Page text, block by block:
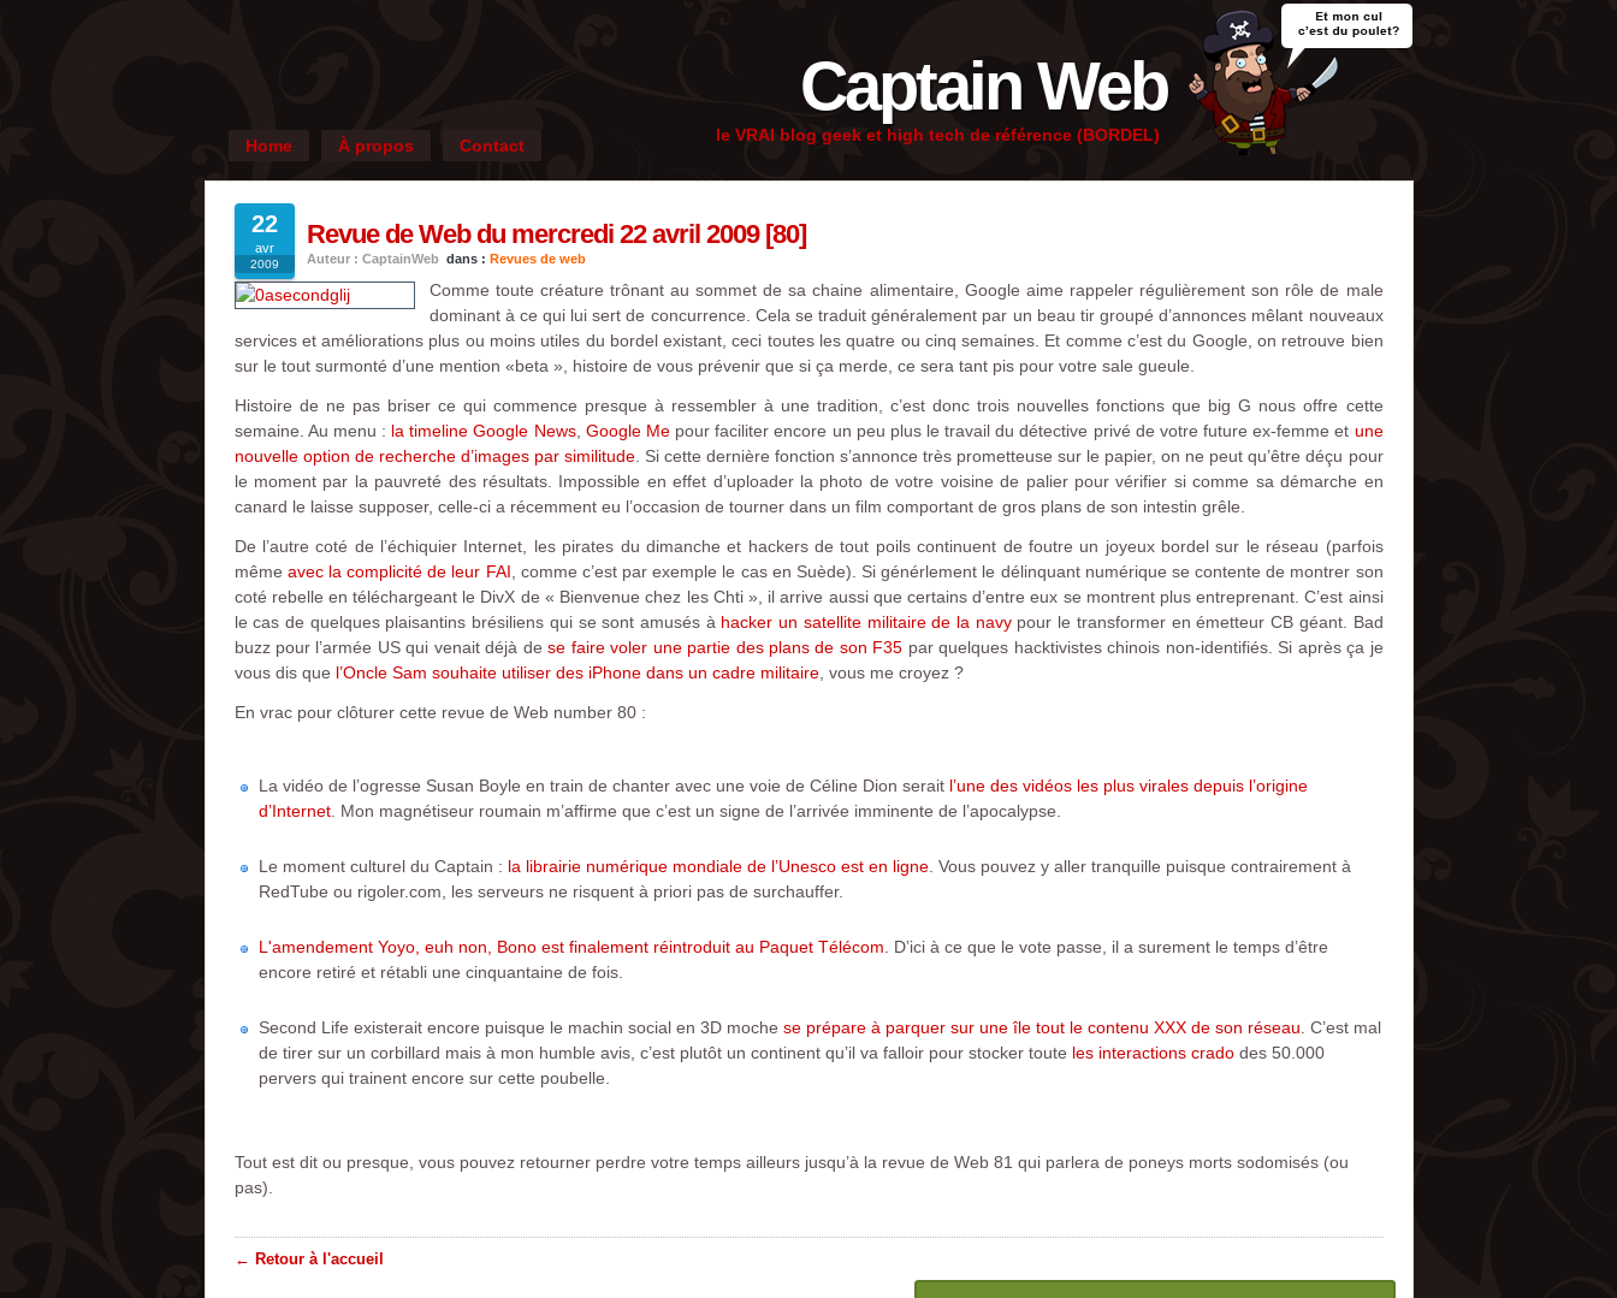
Captain Web
le VRAI blog geek et high tech de référence (BORDEL)
Home À propos Contact
22
avr
2009
Revue de Web du mercredi 22 avril 2009 [80]
Auteur : CaptainWeb dans : Revues de web
Comme toute créature trônant au sommet de sa chaine alimentaire, Google aime rappeler régulièrement son rôle de male
dominant à ce qui lui sert de concurrence. Cela se traduit généralement par un beau tir groupé d’annonces mêlant nouveaux
services et améliorations plus ou moins utiles du bordel existant, ceci toutes les quatre ou cinq semaines. Et comme c’est du Google, on retrouve bien
sur le tout surmonté d’une mention «beta », histoire de vous prévenir que si ça merde, ce sera tant pis pour votre sale gueule.
Histoire de ne pas briser ce qui commence presque à ressembler à une tradition, c’est donc trois nouvelles fonctions que big G nous offre cette
semaine. Au menu : la timeline Google News, Google Mepour faciliter encore un peu plus le travail du détective privé de votre future ex-femme et une
nouvelle option de recherche d’images par similitude. Si cette dernière fonction s’annonce très prometteuse sur le papier, on ne peut qu’être déçu pour
le moment par la pauvreté des résultats. Impossible en effet d’uploader la photo de votre voisine de palier pour vérifier si comme sa démarche en
canard le laisse supposer, celle-ci a récemment eu l’occasion de tourner dans un film comportant de gros plans de son intestin grêle.
De l’autre coté de l’échiquier Internet, les pirates du dimanche et hackers de tout poils continuent de foutre un joyeux bordel sur le réseau (parfois
même avec la complicité de leur FAI , comme c’est par exemple le cas en Suède). Si générlement le délinquant numérique se contente de montrer son
coté rebelle en téléchargeant le DivX de « Bienvenue chez les Chti », il arrive aussi que certains d’entre eux se montrent plus entreprenant. C’est ainsi
le cas de quelques plaisantins brésiliens qui se sont amusés à hacker un satellite militaire de la navypour le transformer en émetteur CB géant. Bad
buzz pour l’armée US qui venait déjà dese faire voler une partie des plans de son F35 par quelques hacktivistes chinois non-identifiés. Si après ça je
vous dis que l’Oncle Sam souhaite utiliser des iPhone dans un cadre militaire, vous me croyez ?
En vrac pour clôturer cette revue de Web number 80 :
La vidéo de l’ogresse Susan Boyle en train de chanter avec une voie de Céline Dion serait l’une des vidéos les plus virales depuis l’origine
d’Internet. Mon magnétiseur roumain m’affirme que c’est un signe de l’arrivée imminente de l’apocalypse.
Le moment culturel du Captain : la librairie numérique mondiale de l’Unesco est en ligne. Vous pouvez y aller tranquille puisque contrairement à
RedTube ou rigoler.com, les serveurs ne risquent à priori pas de surchauffer.
L'amendement Yoyo, euh non, Bono est finalement réintroduit au Paquet Télécom . D’ici à ce que le vote passe, il a surement le temps d’être
encore retiré et rétabli une cinquantaine de fois.
Second Life existerait encore puisque le machin social en 3D moche se prépare à parquer sur une île tout le contenu XXX de son réseau . C’est mal
de tirer sur un corbillard mais à mon humble avis, c’est plutôt un continent qu’il va falloir pour stocker toute les interactions cradodes 50.000
pervers qui trainent encore sur cette poubelle.
Tout est dit ou presque, vous pouvez retourner perdre votre temps ailleurs jusqu’à la revue de Web 81 qui parlera de poneys morts sodomisés (ou
pas).
← Retour à l'accueil